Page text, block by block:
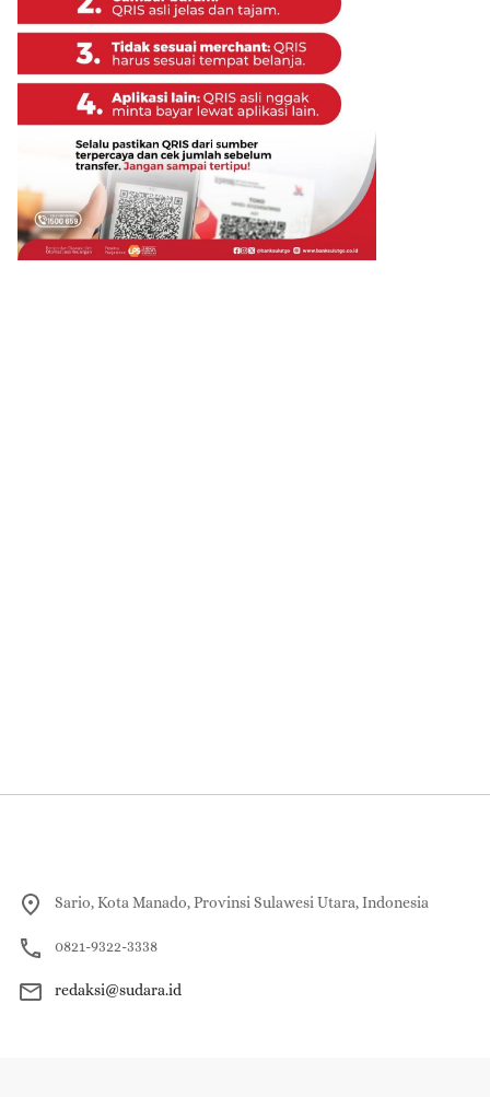
Sario, Kota Manado, Provinsi Sulawesi Utara, Indonesia
0821-9322-3338
redaksi@sudara.id